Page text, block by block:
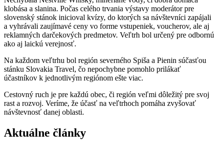
klobása a slanina. Počas celého trvania výstavy moderátor pre
slovenský stánok inicioval kvízy, do ktorých sa návštevníci zapájali
a vyhrávali zaujímavé ceny vo forme vstupeniek, voucherov, ale aj
reklamných darčekových predmetov. Veľtrh bol určený pre odbornú
ako aj laickú verejnosť.
Na každom veľtrhu bol región severného Spiša a Pienin súčasťou
stánku Slovakia Travel, čo nepochybne pomohlo prilákať
účastníkov k jednotlivým regiónom ešte viac.
Cestovný ruch je pre každú obec, či región veľmi dôležitý pre svoj
rast a rozvoj. Veríme, že účasť na veľtrhoch pomáha zvyšovať
návštevnosť danej oblasti.
Aktuálne články